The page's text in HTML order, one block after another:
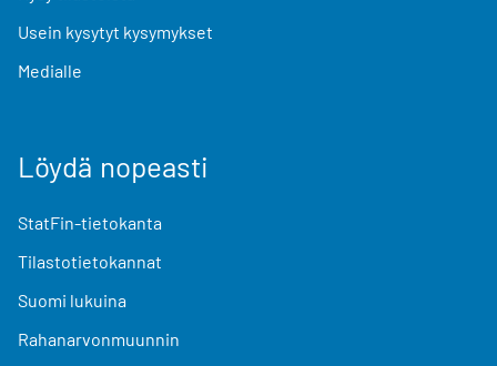
Usein kysytyt kysymykset
Medialle
Löydä nopeasti
StatFin-tietokanta
Tilastotietokannat
Suomi lukuina
Rahanarvonmuunnin